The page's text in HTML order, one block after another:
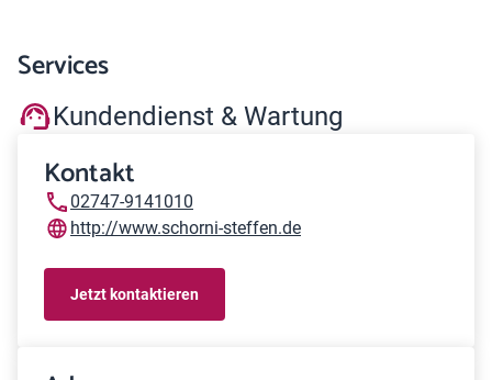
Services
Kundendienst & Wartung
Kontakt
02747-9141010
http://www.schorni-steffen.de
Jetzt kontaktieren